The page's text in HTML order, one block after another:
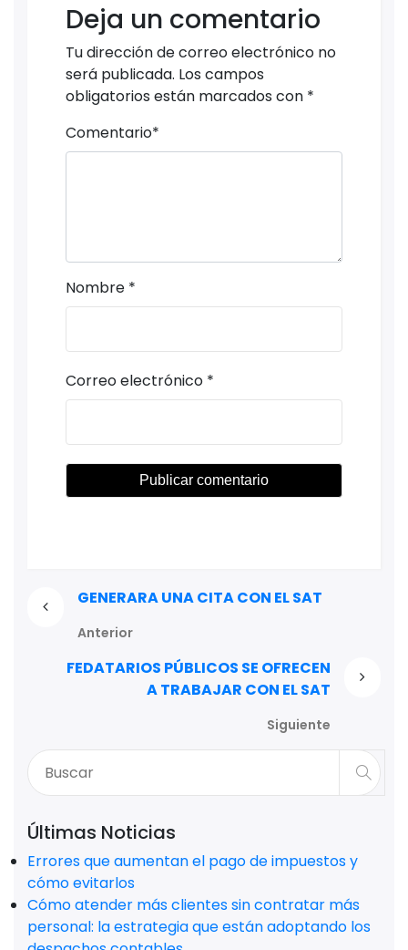
Deja un comentario
Tu dirección de correo electrónico no
será publicada. Los campos
obligatorios están marcados con *
Comentario*
Nombre *
Correo electrónico *
GENERARA UNA CITA CON EL SAT
Anterior
FEDATARIOS PÚBLICOS SE OFRECEN
A TRABAJAR CON EL SAT
Siguiente
Últimas Noticias
Errores que aumentan el pago de impuestos y
cómo evitarlos
Cómo atender más clientes sin contratar más
personal: la estrategia que están adoptando los